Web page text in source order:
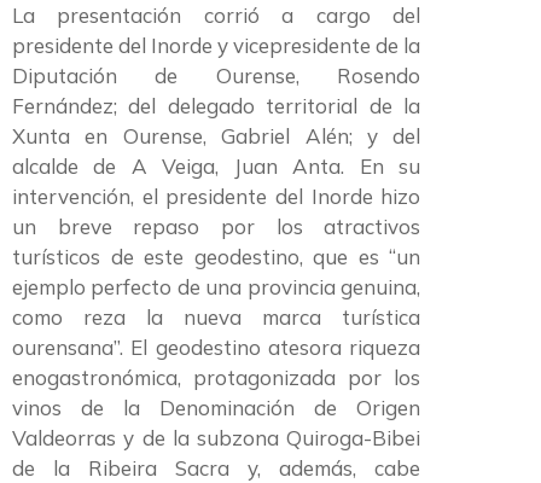
La presentación corrió a cargo del
presidente del Inorde y vicepresidente de la
Diputación de Ourense, Rosendo
Fernández; del delegado territorial de la
Xunta en Ourense, Gabriel Alén; y del
alcalde de A Veiga, Juan Anta. En su
intervención, el presidente del Inorde hizo
un breve repaso por los atractivos
turísticos de este geodestino, que es “un
ejemplo perfecto de una provincia genuina,
como reza la nueva marca turística
ourensana”. El geodestino atesora riqueza
enogastronómica, protagonizada por los
vinos de la Denominación de Origen
Valdeorras y de la subzona Quiroga-Bibei
de la Ribeira Sacra y, además, cabe